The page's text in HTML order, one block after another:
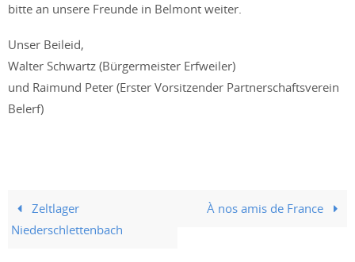
bitte an unsere Freunde in Belmont weiter.
Unser Beileid,
Walter Schwartz (Bürgermeister Erfweiler)
und Raimund Peter (Erster Vorsitzender Partnerschaftsverein
Belerf)
Zeltlager
Niederschlettenbach
À nos amis de France